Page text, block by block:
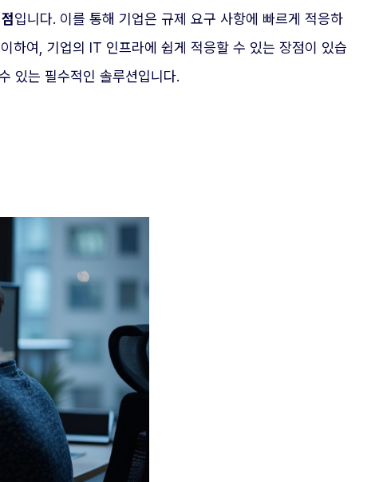
입니다. 이를 통해 기업은 규제 요구 사항에 빠르게 적응하
하여, 기업의 IT 인프라에 쉽게 적응할 수 있는 장점이 있습
있는 필수적인 솔루션입니다.